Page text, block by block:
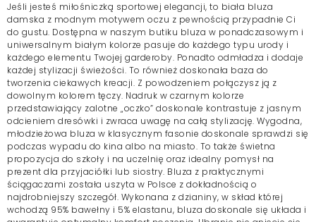
Jeśli jesteś miłośniczką sportowej elegancji, to biała bluza
damska z modnym motywem oczu z pewnością przypadnie Ci
do gustu. Dostępna w naszym butiku bluza w ponadczasowym i
uniwersalnym białym kolorze pasuje do każdego typu urody i
każdego elementu Twojej garderoby. Ponadto odmładza i dodaje
każdej stylizacji świeżości. To również doskonała baza do
tworzenia ciekawych kreacji. Z powodzeniem połączysz ją z
dowolnym kolorem tęczy. Nadruk w czarnym kolorze
przedstawiający zalotne „oczko” doskonale kontrastuje z jasnym
odcieniem dresówki i zwraca uwagę na całą stylizację. Wygodna,
młodzieżowa bluza w klasycznym fasonie doskonale sprawdzi się
podczas wypadu do kina albo na miasto. To także świetna
propozycja do szkoły i na uczelnię oraz idealny pomysł na
prezent dla przyjaciółki lub siostry. Bluza z praktycznymi
ściągaczami została uszyta w Polsce z dokładnością o
najdrobniejszy szczegół. Wykonana z dzianiny, w skład której
wchodzą 95% bawełny i 5% elastanu, bluza doskonale się układa i